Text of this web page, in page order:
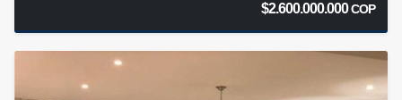
$2.600.000.000COP